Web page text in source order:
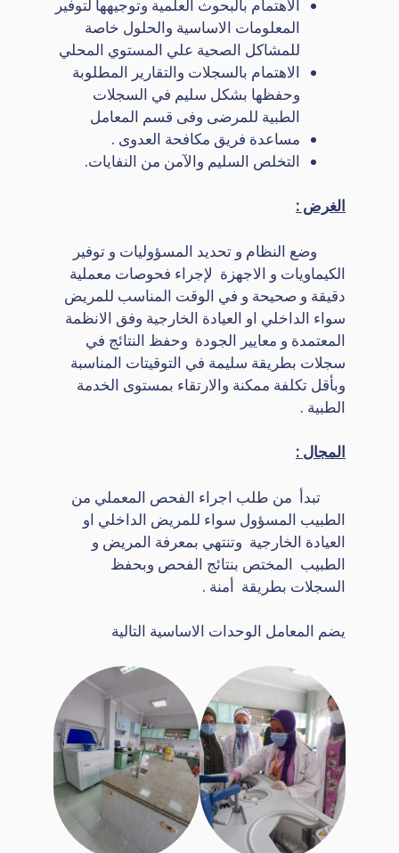
الاهتمام بالبحوث العلمية وتوجيهها لتوفير
المعلومات الاساسية والحلول خاصة
للمشاكل الصحية علي المستوي المحلي
الاهتمام بالسجلات والتقارير المطلوبة
وحفظها بشكل سليم في السجلات
الطبية للمرضى وفى قسم المعامل
مساعدة فريق مكافحة العدوى .
التخلص السليم والآمن من النفايات.
الغرض :
وضع النظام و تحديد المسؤوليات و توفير
الكيماويات و الاجهزة لإجراء فحوصات معملية
دقيقة و صحيحة و في الوقت المناسب للمريض
سواء الداخلي او العيادة الخارجية وفق الانظمة
المعتمدة و معايير الجودة وحفظ النتائج في
سجلات بطريقة سليمة في التوقيتات المناسبة
وبأقل تكلفة ممكنة والارتقاء بمستوى الخدمة
الطبية .
المجال :
تبدأ من طلب اجراء الفحص المعملي من
الطبيب المسؤول سواء للمريض الداخلي او
العيادة الخارجية وتنتهي بمعرفة المريض و
الطبيب المختص بنتائج الفحص وبحفظ
السجلات بطريقة أمنة .
يضم المعامل الوحدات الاساسية التالية